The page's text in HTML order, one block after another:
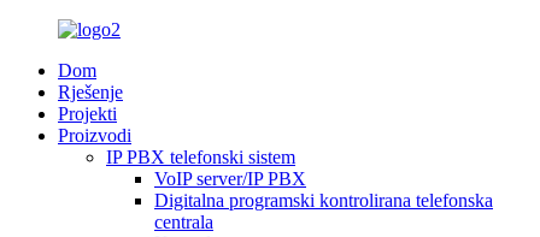
Dom
Rješenje
Projekti
Proizvodi
IP PBX telefonski sistem
VoIP server/IP PBX
Digitalna programski kontrolirana telefonska
centrala